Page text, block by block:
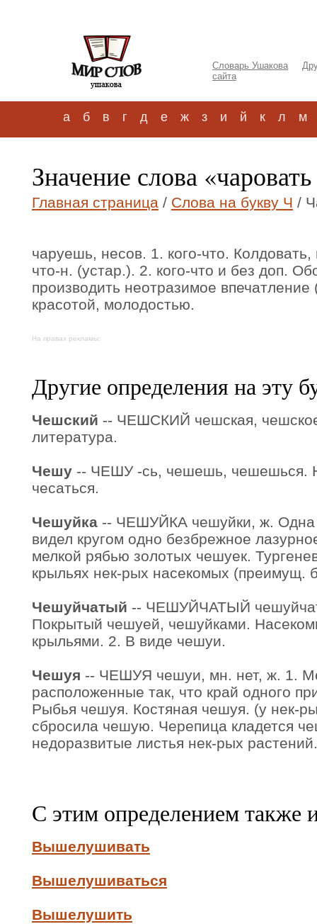
Словарь Ушакова
сайта
а б в г д е ж з и й к л м
Значение слова
Главная страница / Слова на букву Ч /
чаруешь, несов. 1. кого-что.
что-н. (устар.). 2. кого-что и без доп.
производить неотразимое
красотой, молодостью.
На правах рекламы:
Другие определения на эту
Чешский -- ЧЕШСКИЙ чешская,
литература.
Чешу -- ЧЕШУ -сь, чешешь, чешешься.
чесаться.
Чешуйка -- ЧЕШУЙКА чешуйки, ж. Одна
видел кругом одно безбрежное
мелкой рябью золотых чешуек.
крыльях нек-рых насекомых (преимущ.
Чешуйчатый -- ЧЕШУЙЧАТЫЙ
Покрытый чешуей, чешуйками.
крыльями. 2. В виде чешуи.
Чешуя -- ЧЕШУЯ чешуи, мн. нет, ж. 1.
расположенные так, что край одного
Рыбья чешуя. Костяная чешуя. (у нек-
сбросила чешую. Черепица кладется
недоразвитые листья нек-рых растений.
С этим определением также
Вышелушивать
Вышелушиваться
Вышелушить